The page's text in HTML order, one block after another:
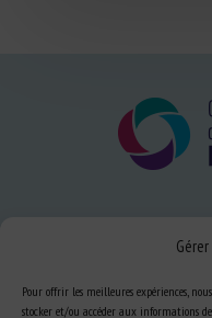
Pour offrir les meilleures expériences,
stocker et/ou accéder aux informations